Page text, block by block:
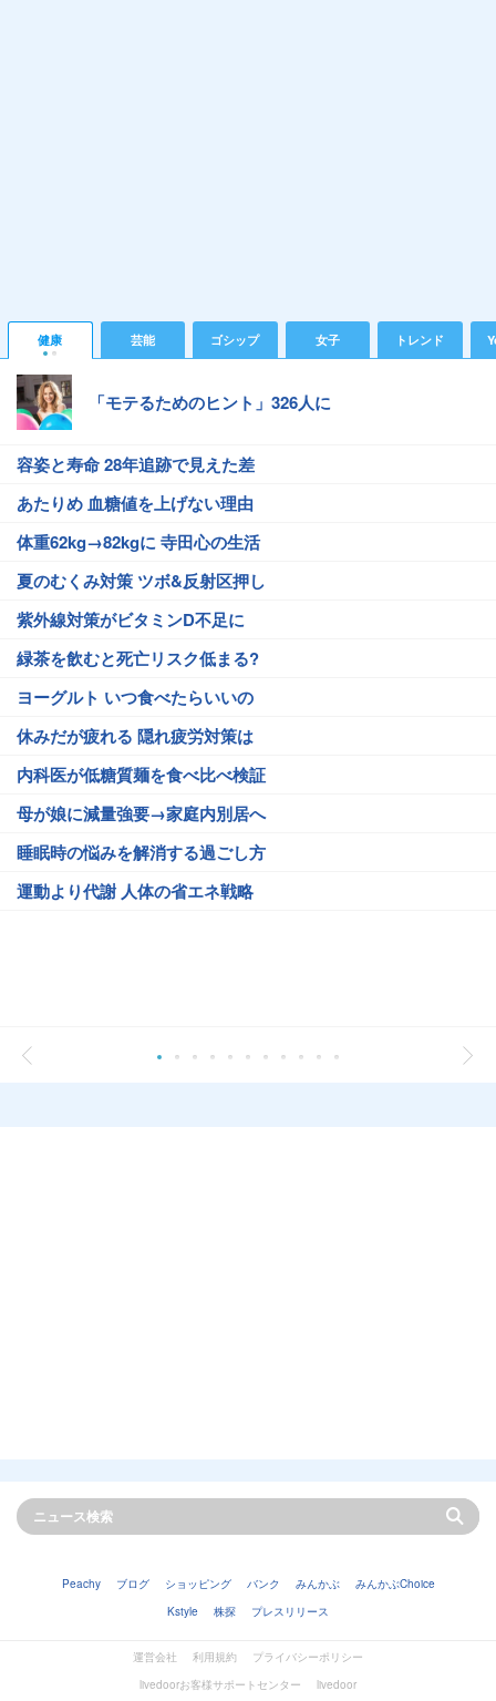
健康 芸能 ゴシップ 女子 トレンド
「モテるためのヒント」326人に
容姿と寿命 28年追跡で見えた差
あたりめ 血糖値を上げない理由
体重62kg→82kgに 寺田心の生活
夏のむくみ対策 ツボ&反射区押し
紫外線対策がビタミンD不足に
緑茶を飲むと死亡リスク低まる?
ヨーグルト いつ食べたらいいの
休みだが疲れる 隠れ疲労対策は
内科医が低糖質麺を食べ比べ検証
母が娘に減量強要→家庭内別居へ
睡眠時の悩みを解消する過ごし方
運動より代謝 人体の省エネ戦略
Peachy ブログ ショッピング バンク みんかぶ
みんかぶChoice
Kstyle
株探 プレスリリース
運営会社 利用規約
プライバシーポリシー
livedoorお客様サポートセンター
livedoor